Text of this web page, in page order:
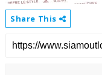
Share This